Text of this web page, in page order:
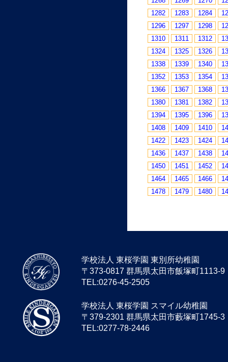
1282
1283 1284
1296
1297 1298
1310
1311 1312
1324
1325 1326
1338
1339 1340
1352
1353 1354
1366
1367 1368
1380
1381 1382
1394
1395 1396
1408
1409 1410
1422
1423 1424
1436
1437 1438
1450
1451 1452
1464
1465 1466
1478
1479 1480
学校法人 東桜学園 東別所幼稚園
〒373-0817 群馬県太田市飯塚町1113-9
TEL:0276-45-2505
学校法人 東桜学園 スマイル幼稚園
〒379-2301 群馬県太田市藪塚町1745-3
TEL:0277-78-2446